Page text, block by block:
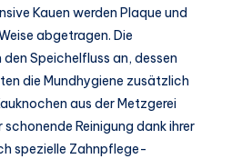
Kauen werden Plaque und
abgetragen. Die
Speichelfluss an, dessen
die Mundhygiene zusätzlich
aus der Metzgerei
Reinigung dank ihrer
spezielle Zahnpflege-